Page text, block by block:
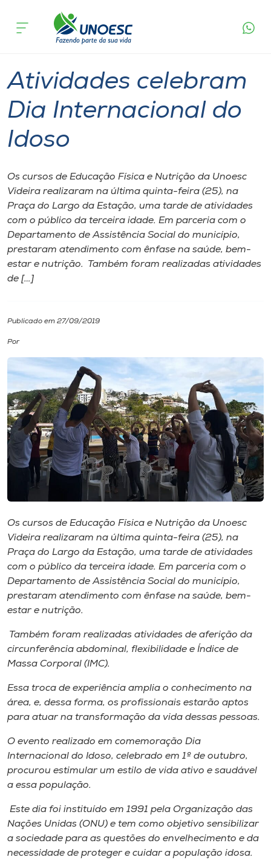
Cursos
Pesquisa
Atendimento ao Estudante
Portal de Ensino
A
Unoesc
Internacionalização
Cultura
CPA
Biblioteca
Editora
Museu
Unoesc
Store
Selecione
o idioma
A+
acontece
Atividades celebram
Dia Internacional do
Idoso
Os cursos de Educação Física e Nutrição da Unoesc
Videira realizaram na última quinta-feira (25), na
Praça do Largo da Estação, uma tarde de atividades
com o público da terceira idade. Em parceria com o
Departamento de Assistência Social do município,
prestaram atendimento com ênfase na saúde, bem-
estar e nutrição. Também foram realizadas atividades
de […]
Publicado em 27/09/2019
Por
Os cursos de Educação Física e Nutrição da Unoesc
Videira realizaram na última quinta-feira (25), na
Praça do Largo da Estação, uma tarde de atividades
com o público da terceira idade. Em parceria com o
Departamento de Assistência Social do município,
prestaram atendimento com ênfase na saúde, bem-
estar e nutrição.
Também foram realizadas atividades de aferição da
circunferência abdominal, flexibilidade e Índice de
Massa Corporal (IMC).
Essa troca de experiência amplia o conhecimento na
área, e, dessa forma, os profissionais estarão aptos
para atuar na transformação da vida dessas pessoas.
O evento realizado em comemoração Dia
Internacional do Idoso, celebrado em 1º de outubro,
procurou estimular um estilo de vida ativo e saudável
a essa população.
Este dia foi instituído em 1991 pela Organização das
Nações Unidas (ONU) e tem como objetivo sensibilizar
a sociedade para as questões do envelhecimento e da
necessidade de proteger e cuidar a população idosa.